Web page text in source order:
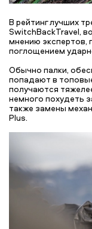
В рейтинг лучших
SwitchBackTravel,
мнению экспертов,
поглощением
Обычно палки,
попадают в
получаются
немного похудеть
также замены
Plus.